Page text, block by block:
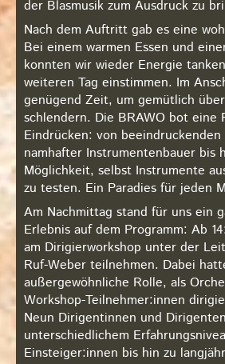
der Blasmusik zum Ausdruck zu
Nach dem Auftritt gab es eine
Bei einem warmen Essen und
konnten wir wieder Energie
weiteren Tag einstimmen. Im
genügend Zeit, um gemütlich
schlendern. Die BRAWO bot eine
Eindrücken: von
namhafter Instrumentenbauer bis
Möglichkeit, selbst Instrumente
zu testen. Ein Paradies für jeden
Am Nachmittag stand für uns ein
Erlebnis auf dem Programm: Ab
am Dirigierworkshop unter der
Ruf-Weber teilnehmen. Dabei
außergewöhnliche Rolle, als
Workshop-Teilnehmer:innen
Neun Dirigentinnen und
unterschiedlichem
Einsteiger:innen bis hin zu